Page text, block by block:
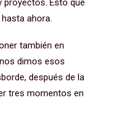
proyectos. Esto que
ahora.
también en
dimos esos
después de la
tres momentos en